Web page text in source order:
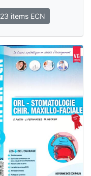
23 items ECN